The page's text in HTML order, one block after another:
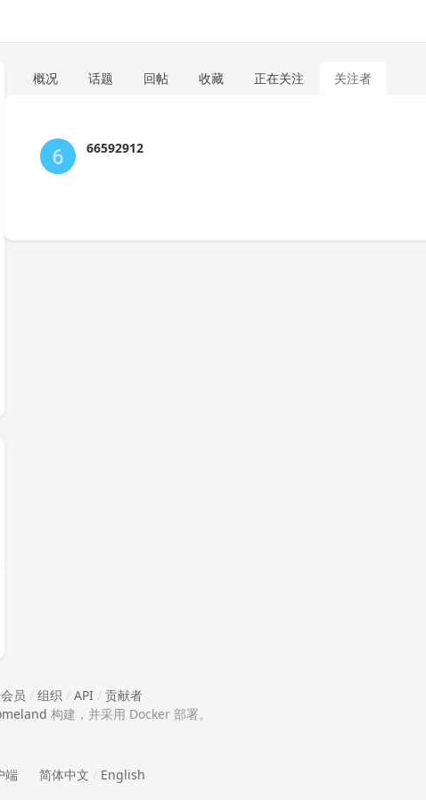
概况 话题 回帖 收藏 正在关注 关注者
66592912
员 / 组织 / API / 贡献者
构建，并采用 Docker 部署。
端 简体中文 / English